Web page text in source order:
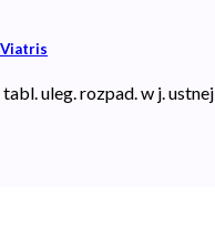
uleg. rozpad. w j. ustnej